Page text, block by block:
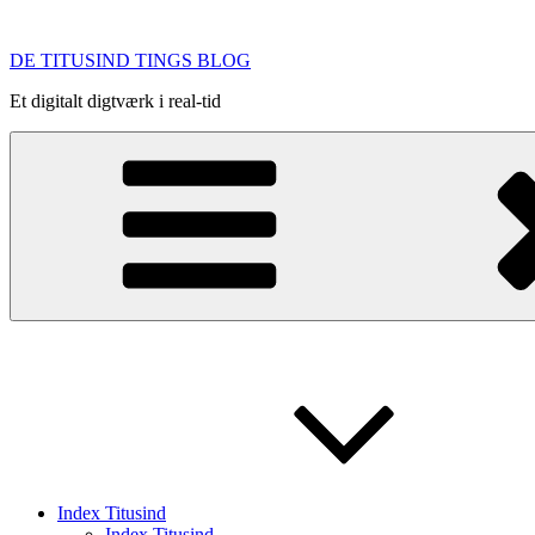
indhold
DE TITUSIND TINGS BLOG
Et digitalt digtværk i real-tid
Index Titusind